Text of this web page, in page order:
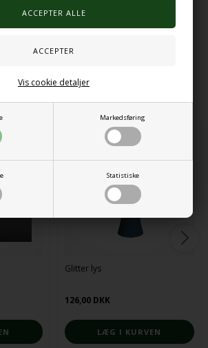
Markedsføring
Statistiske
Vis cookie detaljer
farver
produkter
Glitter lys
126,00 DKK